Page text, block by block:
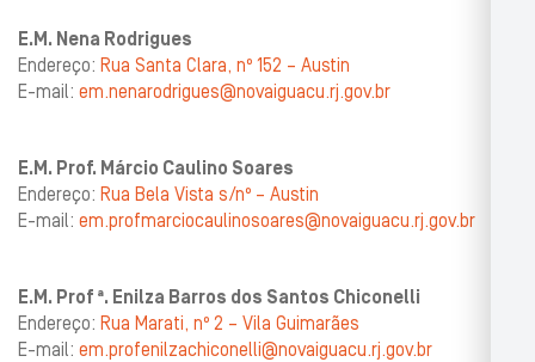
E.M. Nena Rodrigues
Endereço: Rua Santa Clara, nº 152 – Austin
E-mail: em.nenarodrigues@novaiguacu.rj.gov.br
E.M. Prof. Márcio Caulino Soares
Endereço: Rua Bela Vista s/nº – Austin
E-mail: em.profmarciocaulinosoares@novaiguacu.rj.gov.br
E.M. Prof ª. Enilza Barros dos Santos Chiconelli
Endereço: Rua Marati, nº 2 – Vila Guimarães
E-mail: em.profenilzachiconelli@novaiguacu.rj.gov.br